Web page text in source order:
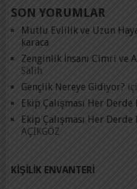
SON YORUMLAR
Mutlu Evlilik ve Uzun
karaca
Zenginlik İnsanı Cimri ve
Salih
Gençlik Nereye Gidiyor?
Ekip Çalışması Her Derde
Ekip Çalışması Her Derde
AÇIKGÖZ
KIŞILIK ENVANTERI